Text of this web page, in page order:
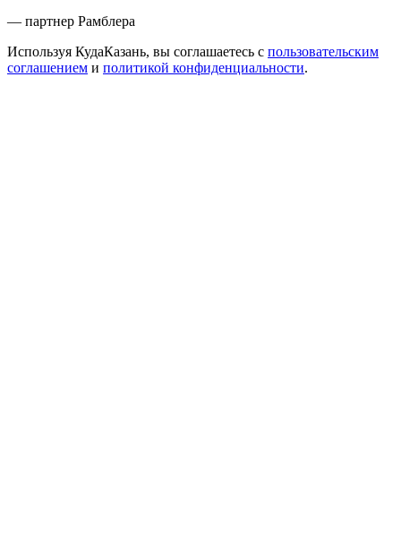
— партнер Рамблера
Используя КудаКазань, вы соглашаетесь с пользовательским
соглашением и политикой конфиденциальности.